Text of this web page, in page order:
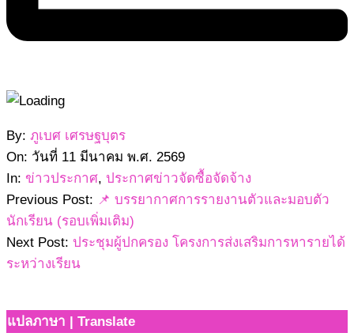
2569-
03-
11
By: ภูเบศ เศรษฐบุตร
On: วันที่ 11 มีนาคม พ.ศ. 2569
In: ข่าวประกาศ, ประกาศข่าวจัดซื้อจัดจ้าง
Previous Post: 📌 บรรยากาศการรายงานตัวและมอบตัว
นักเรียน (รอบเพิ่มเติม)
Next Post: ประชุมผู้ปกครอง โครงการส่งเสริมการหารายได้
ระหว่างเรียน
แปลภาษา | Translate